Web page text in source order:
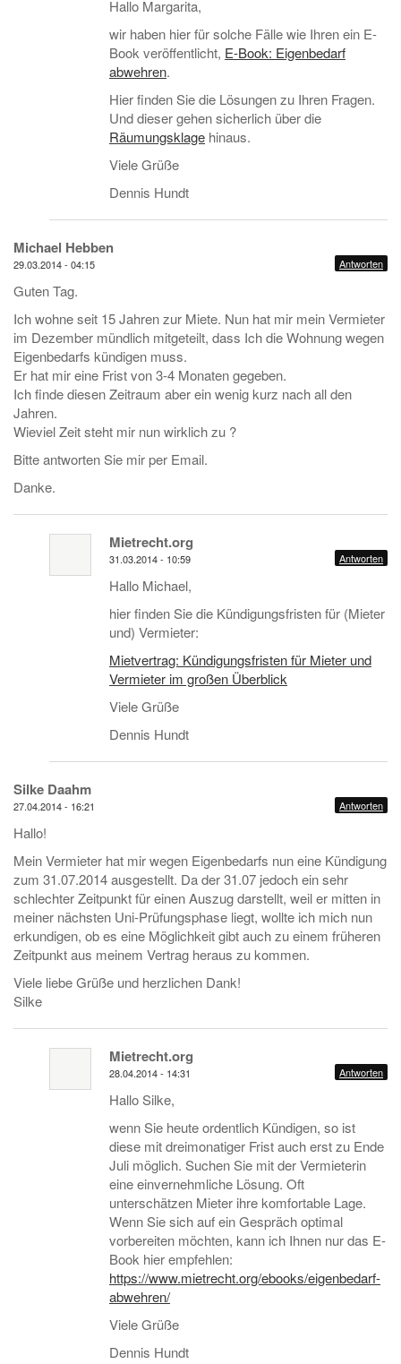
Hallo Margarita,
wir haben hier für solche Fälle wie Ihren ein E-
Book veröffentlicht, E-Book: Eigenbedarf
abwehren.
Hier finden Sie die Lösungen zu Ihren Fragen.
Und dieser gehen sicherlich über die
Räumungsklage hinaus.
Viele Grüße
Dennis Hundt
Michael Hebben
29.03.2014 - 04:15 Antworten
Guten Tag.
Ich wohne seit 15 Jahren zur Miete. Nun hat mir mein Vermieter
im Dezember mündlich mitgeteilt, dass Ich die Wohnung wegen
Eigenbedarfs kündigen muss.
Er hat mir eine Frist von 3-4 Monaten gegeben.
Ich finde diesen Zeitraum aber ein wenig kurz nach all den
Jahren.
Wieviel Zeit steht mir nun wirklich zu ?
Bitte antworten Sie mir per Email.
Danke.
Mietrecht.org
31.03.2014 - 10:59 Antworten
Hallo Michael,
hier finden Sie die Kündigungsfristen für (Mieter
und) Vermieter:
Mietvertrag: Kündigungsfristen für Mieter und
Vermieter im großen Überblick
Viele Grüße
Dennis Hundt
Silke Daahm
27.04.2014 - 16:21 Antworten
Hallo!
Mein Vermieter hat mir wegen Eigenbedarfs nun eine Kündigung
zum 31.07.2014 ausgestellt. Da der 31.07 jedoch ein sehr
schlechter Zeitpunkt für einen Auszug darstellt, weil er mitten in
meiner nächsten Uni-Prüfungsphase liegt, wollte ich mich nun
erkundigen, ob es eine Möglichkeit gibt auch zu einem früheren
Zeitpunkt aus meinem Vertrag heraus zu kommen.
Viele liebe Grüße und herzlichen Dank!
Silke
Mietrecht.org
28.04.2014 - 14:31 Antworten
Hallo Silke,
wenn Sie heute ordentlich Kündigen, so ist
diese mit dreimonatiger Frist auch erst zu Ende
Juli möglich. Suchen Sie mit der Vermieterin
eine einvernehmliche Lösung. Oft
unterschätzen Mieter ihre komfortable Lage.
Wenn Sie sich auf ein Gespräch optimal
vorbereiten möchten, kann ich Ihnen nur das E-
Book hier empfehlen:
https://www.mietrecht.org/ebooks/eigenbedarf-
abwehren/
Viele Grüße
Dennis Hundt